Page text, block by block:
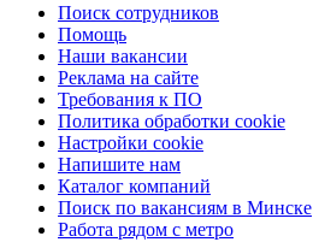
Поиск сотрудников
Помощь
Наши вакансии
Реклама на сайте
Требования к ПО
Политика обработки cookie
Настройки cookie
Напишите нам
Каталог компаний
Поиск по вакансиям в Минске
Работа рядом с метро